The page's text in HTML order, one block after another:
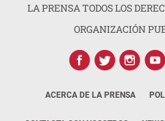
LA PRENSA TODOS LOS
ORGANIZACIÓN
ACERCA DE LA PRENSA